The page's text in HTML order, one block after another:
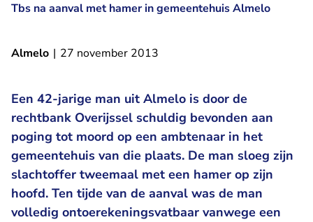
Tbs na aanval met hamer in gemeentehuis Almelo
Almelo | 27 november 2013
Een 42-jarige man uit Almelo is door de
rechtbank Overijssel schuldig bevonden aan
poging tot moord op een ambtenaar in het
gemeentehuis van die plaats. De man sloeg zijn
slachtoffer tweemaal met een hamer op zijn
hoofd. Ten tijde van de aanval was de man
volledig ontoerekeningsvatbaar vanwege een